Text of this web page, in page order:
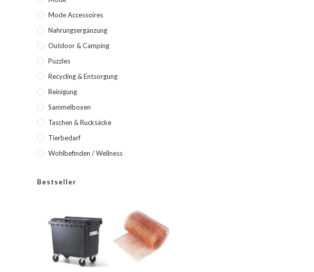
Mode Accessoires
Nahrungsergänzung
Outdoor & Camping
Puzzles
Recycling & Entsorgung
Reinigung
Sammelboxen
Taschen & Rucksäcke
Tierbedarf
Wohlbefinden / Wellness
Bestseller